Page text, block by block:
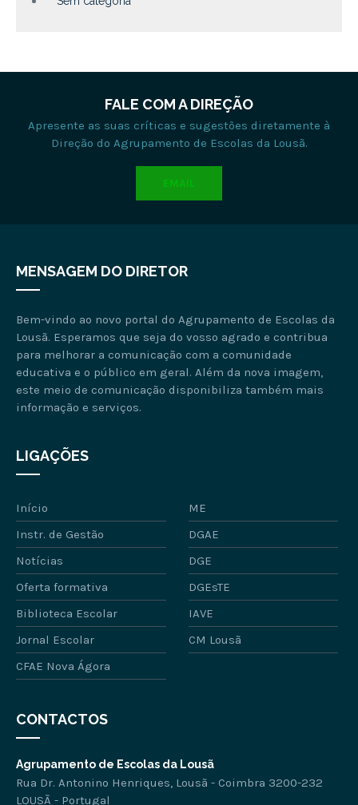
FALE COM A DIREÇÃO
Apresente as suas críticas e sugestões diretamente à
Direção do Agrupamento de Escolas da Lousã.
EMAIL
MENSAGEM DO DIRETOR
Bem-vindo ao novo portal do Agrupamento de Escolas da
Lousã. Esperamos que seja do vosso agrado e contribua
para melhorar a comunicação com a comunidade
educativa e o público em geral. Além da nova imagem,
este meio de comunicação disponibiliza também mais
informação e serviços.
LIGAÇÕES
Início
ME
Instr. de Gestão
DGAE
Notícias
DGE
Oferta formativa
DGEsTE
Biblioteca Escolar
IAVE
Jornal Escolar
CM Lousã
CFAE Nova Ágora
CONTACTOS
Agrupamento de Escolas da Lousã
Rua Dr. Antonino Henriques, Lousã - Coimbra 3200-232
LOUSÃ - Portugal